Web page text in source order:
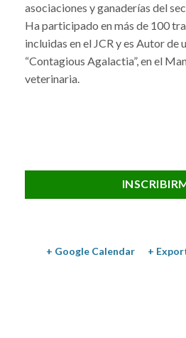
asociaciones y ganaderías del
Ha participado en más de 100
incluidas en el JCR y es Autor de
“Contagious Agalactia”, en el
veterinaria.
+ Google Calendar +